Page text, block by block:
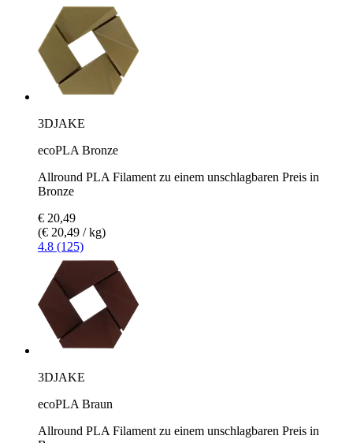
3DJAKE
ecoPLA Bronze
Allround PLA Filament zu einem unschlagbaren Preis in
Bronze
€ 20,49
(€ 20,49 / kg)
4.8 (125)
3DJAKE
ecoPLA Braun
Allround PLA Filament zu einem unschlagbaren Preis in